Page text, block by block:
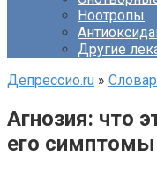
Ноотропы
Другие
Депрессио.ru »
Агнозия: что
его симптомы